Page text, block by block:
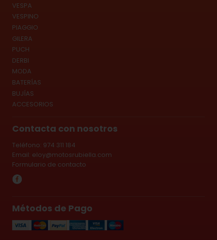
VESPA
VESPINO
PIAGGIO
GILERA
PUCH
DERBI
MODA
BATERÍAS
BUJÍAS
ACCESORIOS
Contacta con nosotros
Teléfono: 974 311 184
Email: eloy@motosrubiella.com
Formulario de contacto
Métodos de Pago